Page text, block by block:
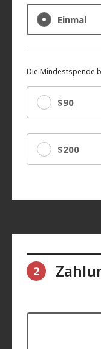
Einmal
Die Mindestspende
$90
$200
2